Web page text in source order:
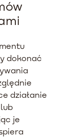
dokonać
działanie
je